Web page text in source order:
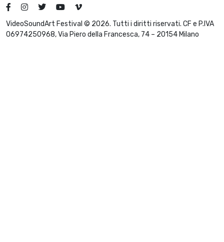
VideoSoundArt Festival © 2026. Tutti i diritti riservati. CF e P.IVA
06974250968, Via Piero della Francesca, 74 – 20154 Milano